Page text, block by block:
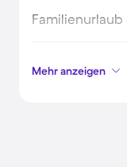
Ostsee
Sardinien
Ferienhäuser
Mehr anzeigen